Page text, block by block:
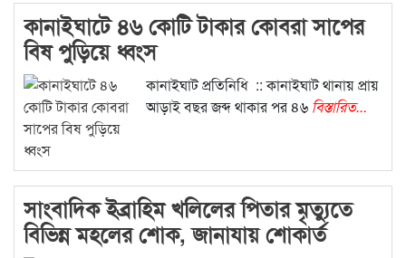
কানাইঘাটে ৪৬ কোটি টাকার কোবরা সাপের
বিষ পুড়িয়ে ধ্বংস
কানাইঘাট প্রতিনিধি :: কানাইঘাট থানায় প্রায়
আড়াই বছর জব্দ থাকার পর ৪৬ বিস্তারিত...
সাংবাদিক ইব্রাহিম খলিলের পিতার মৃত্যুতে
বিভিন্ন মহলের শোক, জানাযায় শোকার্ত